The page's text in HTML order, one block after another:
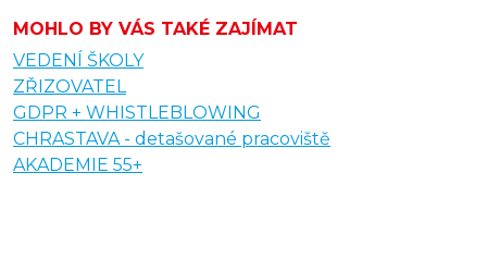
MOHLO BY VÁS TAKÉ ZAJÍMAT
VEDENÍ ŠKOLY
ZŘIZOVATEL
GDPR + WHISTLEBLOWING
CHRASTAVA - detašované pracoviště
AKADEMIE 55+